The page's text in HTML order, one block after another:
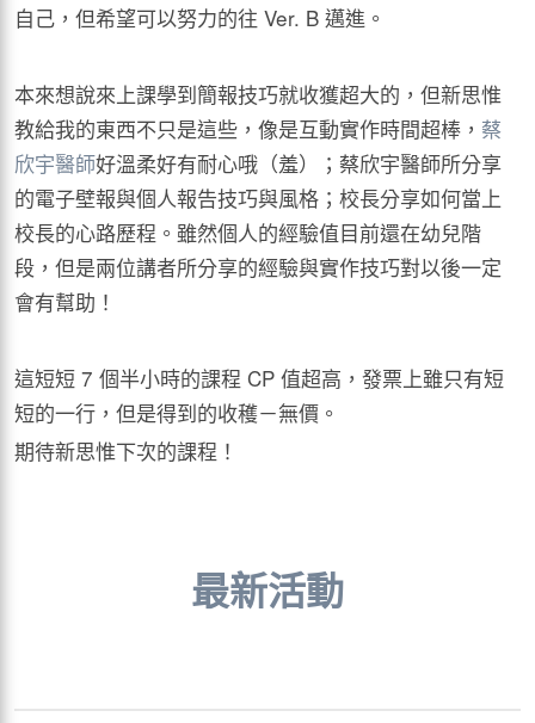
自己，但希望可以努力的往 Ver. B 邁進。
本來想說來上課學到簡報技巧就收獲超大的，但新思惟
教給我的東西不只是這些，像是互動實作時間超棒， 蔡
欣宇醫師好溫柔好有耐心哦（羞）；蔡欣宇醫師所分享
的電子壁報與個人報告技巧與風格；校長分享如何當上
校長的心路歷程。雖然個人的經驗值目前還在幼兒階
段，但是兩位講者所分享的經驗與實作技巧對以後一定
會有幫助！
這短短 7 個半小時的課程 CP 值超高，發票上雖只有短
短的一行，但是得到的收穫－無價。
期待新思惟下次的課程！
最新活動